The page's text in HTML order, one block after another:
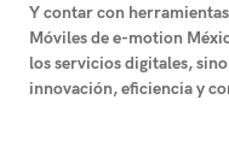
Y contar con
Móviles de e-motion
los servicios digitales,
innovación, eficiencia y